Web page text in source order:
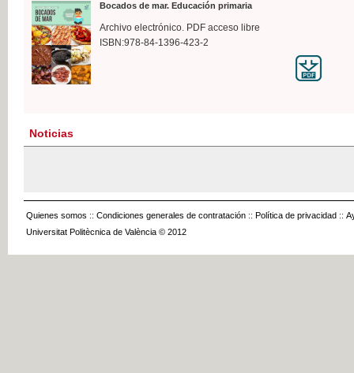
Bocados de mar. Educación primaria
Archivo electrónico. PDF acceso libre
ISBN:978-84-1396-423-2
Noticias
Quienes somos :: Condiciones generales de contratación :: Política de privacidad ::
Universitat Politècnica de València © 2012